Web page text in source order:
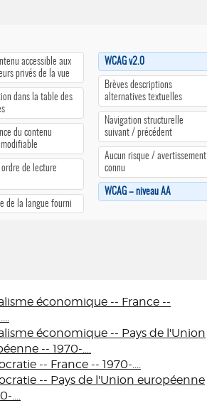
accessible aux
privés de la vue
dans la table des
du contenu
de lecture
de la langue fourni
WCAG v2.0
Brèves descriptions
alternatives textuelles
Navigation structurelle
suivant / précédent
Aucun risque / avertissement
connu
WCAG – niveau AA
économique -- France --
économique -- Pays de l'Union
-- 1970-....
-- France -- 1970-....
-- Pays de l'Union européenne
....